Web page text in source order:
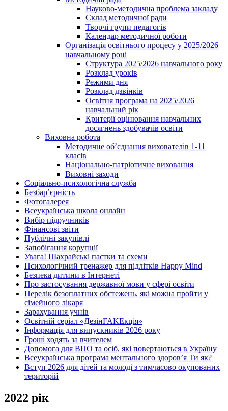
Науково-методична проблема закладу
Склад методичної ради
Творчі групи педагогів
Календар методичної роботи
Організація освітнього процесу у 2025/2026
навчальному році
Структура 2025/2026 навчального року
Розклад уроків
Режими дня
Розклад дзвінків
Освітня програма на 2025/2026
навчальний рік
Критерії оцінювання навчальних
досягнень здобувачів освіти
Виховна робота
Методичне об’єднання вихователів 1-11
класів
Національно-патріотичне виховання
Виховні заходи
Соціально-психологічна служба
Безбар’єрність
Фотогалерея
Всеукраїнська школа онлайн
Вибір підручників
Фінансові звіти
Публічні закупівлі
Запобігання корупції
Увага! Шахрайські пастки та схеми
Психологічний тренажер для підлітків Happy Mind
Безпека дитини в Інтернеті
Про застосування державної мови у сфері освіти
Перелік безоплатних обстежень, які можна пройти у
сімейного лікаря
Зарахування учнів
Освітній серіал «ДезінFAKEкція»
Інформація для випускників 2026 року
Гроші ходять за вчителем
Допомога для ВПО та осіб, які повертаються в Україну
Всеукраїнська програма ментального здоров’я Ти як?
Вступ 2026 для дітей та молоді з тимчасово окупованих
територій
2022 рік